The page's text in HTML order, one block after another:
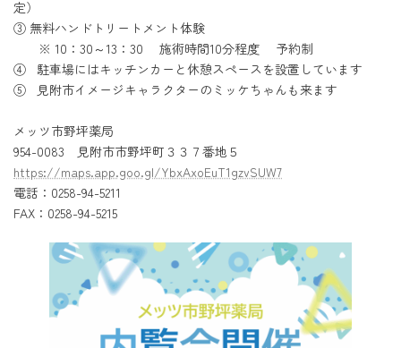
定）
③ 無料ハンドトリートメント体験
※ 10：30～13：30 施術時間10分程度 予約制
④ 駐車場にはキッチンカーと休憩スペースを設置しています
⑤ 見附市イメージキャラクターのミッケちゃんも来ます
メッツ市野坪薬局
954-0083 見附市市野坪町３３７番地５
https://maps.app.goo.gl/YbxAxoEuT1gzvSUW7
電話：0258-94-5211
FAX：0258-94-5215